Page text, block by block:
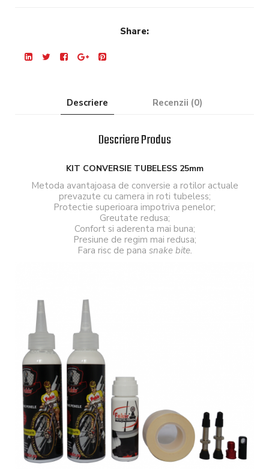
Share:
Descriere Recenzii (0)
Descriere Produs
KIT CONVERSIE TUBELESS 25mm
Metoda avantajoasa de conversie a rotilor actuale
prevazute cu camera in roti tubeless;
Protectie superioara impotriva penelor;
Greutate redusa;
Confort si aderenta mai buna;
Presiune de regim mai redusa;
Fara risc de pana snake bite.